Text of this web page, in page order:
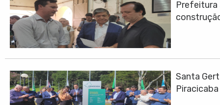
Prefeitura
Santa
Piracicaba